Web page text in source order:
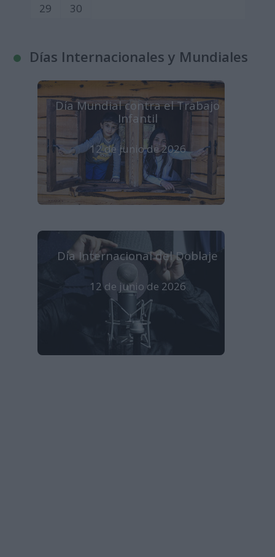
29
30
Días Internacionales y Mundiales
Día Mundial contra el Trabajo
Infantil
12 de junio de 2026
Día Internacional del Doblaje
12 de junio de 2026